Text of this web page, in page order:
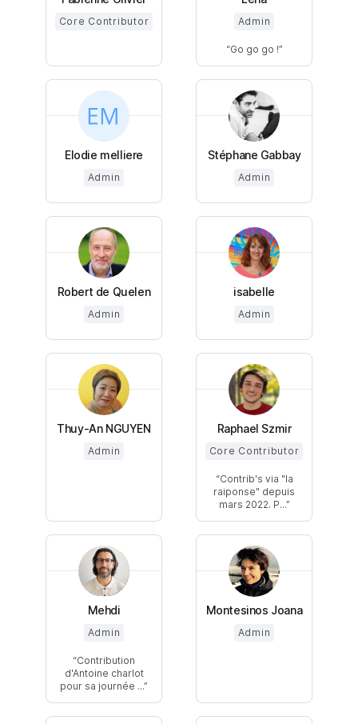
Core Contributor Admin
Go go go !
Elodie melliere
Admin
Stéphane Gabbay
Admin
Robert de Quelen
Admin
isabelle
Admin
Thuy-An NGUYEN
Admin
Raphael Szmir
Core Contributor
Contrib's via "la
raiponse" depuis
mars 2022. P...
Mehdi
Admin
Contribution
d'Antoine charlot
pour sa journée ...
Montesinos Joana
Admin